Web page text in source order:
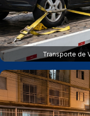
Transporte de